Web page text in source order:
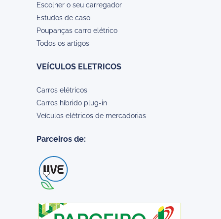
Escolher o seu carregador
Estudos de caso
Poupanças carro elétrico
Todos os artigos
VEÍCULOS ELETRICOS
Carros elétricos
Carros híbrido plug-in
Veículos elétricos de mercadorias
Parceiros de: